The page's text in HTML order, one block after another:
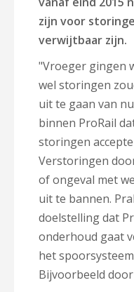
zijn voor
verwijtbaar zijn.
"Vroeger gingen
wel storingen
uit te gaan van
binnen ProRail
storingen
Verstoringen
of ongeval met
uit te bannen.
doelstelling dat
onderhoud gaat
het
Bijvoorbeeld